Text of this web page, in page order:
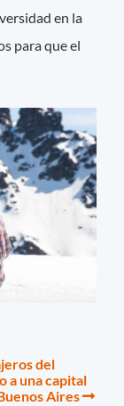
en la
para que el
del
a una capital
Aires